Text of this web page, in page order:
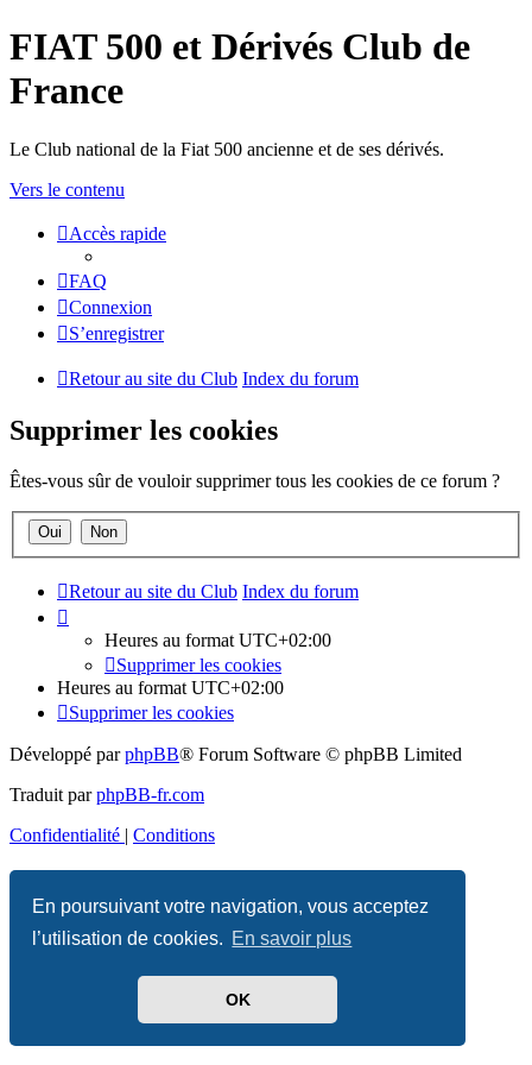
En poursuivant votre navigation, vous acceptez
l’utilisation de cookies. En savoir plus
OK
FIAT 500 et Dérivés Club de
France
Le Club national de la Fiat 500 ancienne et de ses dérivés.
Vers le contenu
Accès rapide
FAQ
Connexion
S’enregistrer
Retour au site du Club Index du forum
Supprimer les cookies
Êtes-vous sûr de vouloir supprimer tous les cookies de ce forum ?
Retour au site du Club Index du forum
Heures au format UTC+02:00
Supprimer les cookies
Heures au format UTC+02:00
Supprimer les cookies
Développé parphpBB® Forum Software © phpBB Limited
Traduit parphpBB-fr.com
Confidentialité | Conditions